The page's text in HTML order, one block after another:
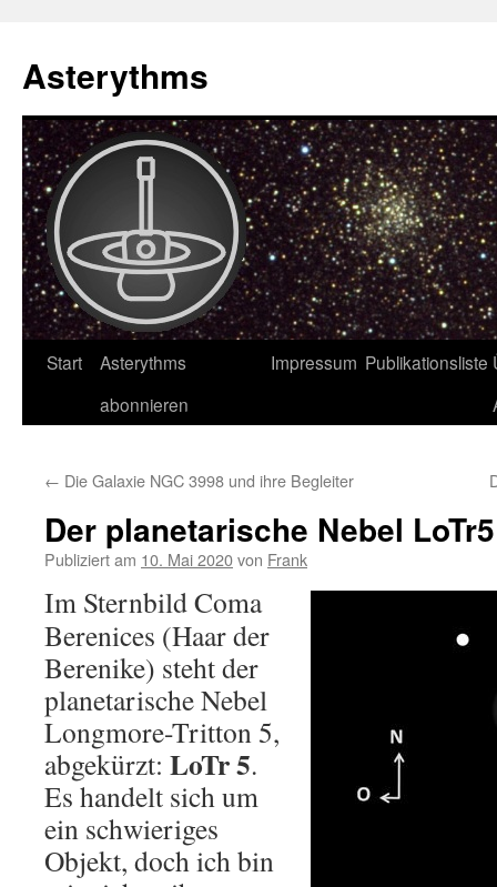
Asterythms
Zum
Start
Asterythms
abonnieren
Impressum Publikationsliste
← Die Galaxie NGC 3998 und ihre Begleiter
Der planetarische Nebel LoTr5
Publiziert am 10. Mai 2020von Frank
Im Sternbild Coma
Berenices (Haar der
Berenike) steht der
planetarische Nebel
Longmore-Tritton 5,
abgekürzt: LoTr 5.
Es handelt sich um
ein schwieriges
Objekt, doch ich bin